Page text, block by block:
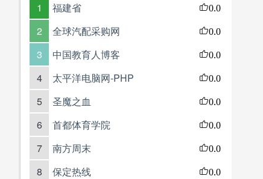
1 福建省 0.0
2 全球汽配采购网 0.0
3 中国教育人博客 0.0
4 太平洋电脑网-PHP 0.0
5 圣魔之血 0.0
6 首都体育学院 0.0
7 南方周末 0.0
8 保定热线 0.0